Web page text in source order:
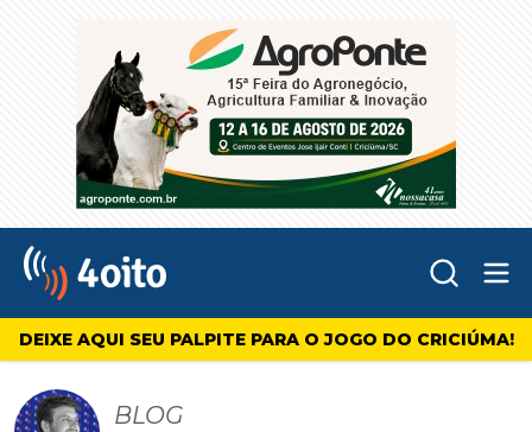
4oito
DEIXE AQUI SEU PALPITE PARA O JOGO DO CRICIÚMA!
BLOG